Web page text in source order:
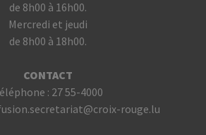
de 8h00 à 16h00.
Mercredi et jeudi
de 8h00 à 18h00.
CONTACT
: 27 55-4000
rouge.lu